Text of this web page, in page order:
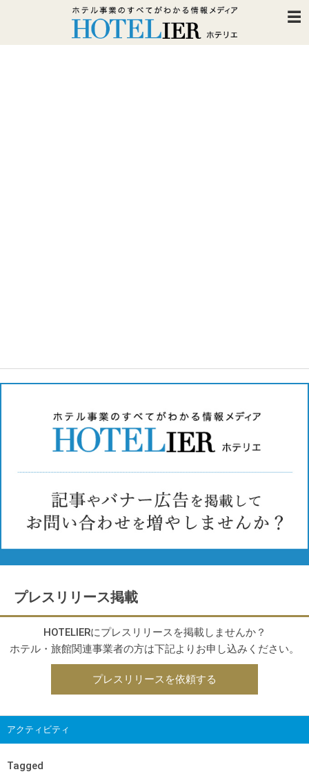
プレスリリース掲載
HOTELIERにプレスリリースを掲載しませんか？
ホテル・旅館関連事業者の方は下記よりお申し込みください。
プレスリリースを依頼する
アクティビティ
Tagged